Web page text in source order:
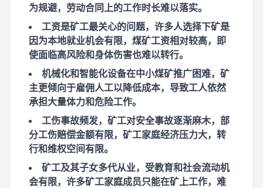
为规避，劳动合同上的工作时长难以落实。
工资是矿工最关心的问题，许多人选择下矿是
因为本地就业机会有限，煤矿工资相对较高，即
使面临高风险和身体伤害也难以转行。
机械化和智能化设备在中小煤矿推广困难，矿
主更倾向于雇佣人工以降低成本，导致工人依然
承担大量体力和危险工作。
工伤事故频发，矿工对安全事故逐渐麻木，部
分工伤赔偿金额有限，矿工家庭经济压力大，转
行和维权空间有限。
矿工及其子女多代从业，受教育和社会流动机
会有限，许多矿工家庭成员只能在矿上工作，难